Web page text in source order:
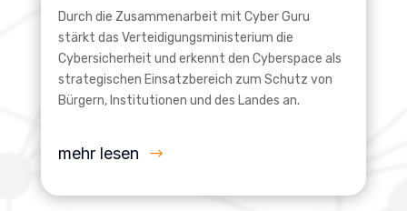
Durch die Zusammenarbeit mit Cyber Guru
stärkt das Verteidigungsministerium die
Cybersicherheit und erkennt den Cyberspace als
strategischen Einsatzbereich zum Schutz von
Bürgern, Institutionen und des Landes an.
mehr lesen